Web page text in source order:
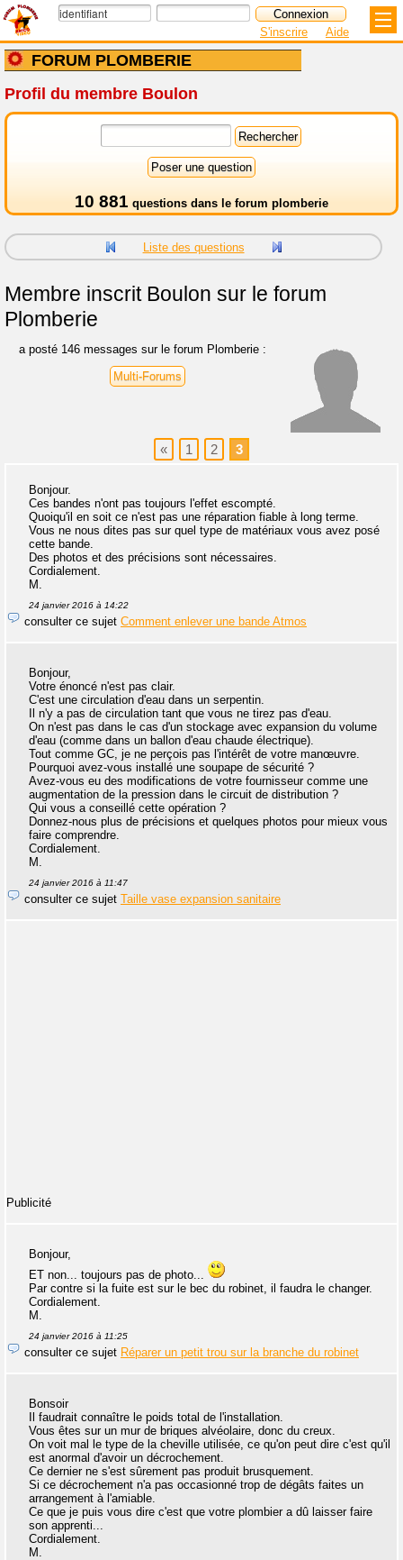
FORUM PLOMBERIE
S'inscrire Aide
Profil du membre Boulon
10 881 questions dans le forum plomberie
Liste des questions
Membre inscritBoulon sur le forum
Plomberie
a posté 146 messages sur le forum Plomberie :
Multi-Forums
« 1 2 3
Bonjour.
Ces bandes n'ont pas toujours l'effet escompté.
Quoiqu'il en soit ce n'est pas une réparation fiable à long terme.
Vous ne nous dites pas sur quel type de matériaux vous avez posé
cette bande.
Des photos et des précisions sont nécessaires.
Cordialement.
M.
24 janvier 2016 à 14:22
consulter ce sujet Comment enlever une bande Atmos
Bonjour,
Votre énoncé n'est pas clair.
C'est une circulation d'eau dans un serpentin.
Il n'y a pas de circulation tant que vous ne tirez pas d'eau.
On n'est pas dans le cas d'un stockage avec expansion du volume
d'eau (comme dans un ballon d'eau chaude électrique).
Tout comme GC, je ne perçois pas l'intérêt de votre manœuvre.
Pourquoi avez-vous installé une soupape de sécurité ?
Avez-vous eu des modifications de votre fournisseur comme une
augmentation de la pression dans le circuit de distribution ?
Qui vous a conseillé cette opération ?
Donnez-nous plus de précisions et quelques photos pour mieux vous
faire comprendre.
Cordialement.
M.
24 janvier 2016 à 11:47
consulter ce sujet Taille vase expansion sanitaire
Publicité
Bonjour,
ET non... toujours pas de photo...
Par contre si la fuite est sur le bec du robinet, il faudra le changer.
Cordialement.
M.
24 janvier 2016 à 11:25
consulter ce sujet Réparer un petit trou sur la branche du robinet
Bonsoir
Il faudrait connaître le poids total de l'installation.
Vous êtes sur un mur de briques alvéolaire, donc du creux.
On voit mal le type de la cheville utilisée, ce qu'on peut dire c'est qu'il
est anormal d'avoir un décrochement.
Ce dernier ne s'est sûrement pas produit brusquement.
Si ce décrochement n'a pas occasionné trop de dégâts faites un
arrangement à l'amiable.
Ce que je puis vous dire c'est que votre plombier a dû laisser faire
son apprenti...
Cordialement.
M.